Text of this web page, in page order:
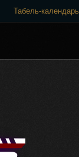
Табель-календарь